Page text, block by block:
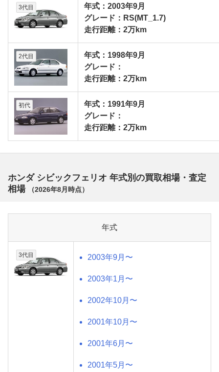
3代目
年式：2003年9月
グレード：RS(MT_1.7)
走行距離：2万km
2代目
年式：1998年9月
グレード：
走行距離：2万km
初代
年式：1991年9月
グレード：
走行距離：2万km
ホンダ シビックフェリオ 年式別の買取相場・査定
相場
（2026年8月 時点）
年式
3代目 2003年9月〜
2003年1月〜
2002年10月〜
2001年10月〜
2001年6月〜
2001年5月〜